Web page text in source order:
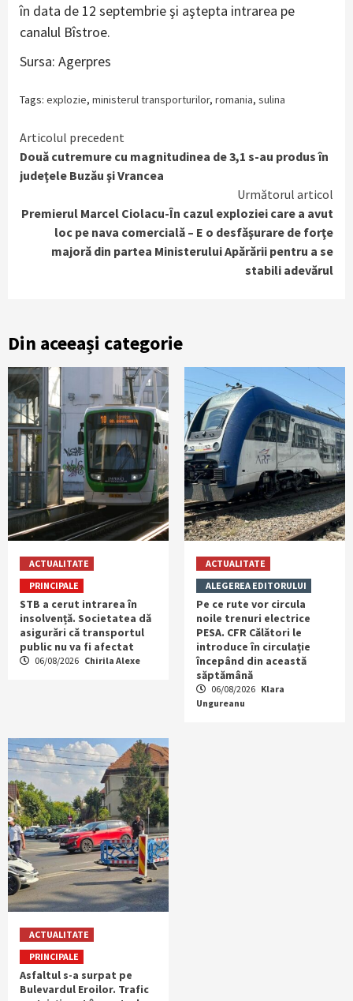
în data de 12 septembrie şi aştepta intrarea pe
canalul Bîstroe.
Sursa: Agerpres
Tags: explozie, ministerul transporturilor, romania, sulina
Continue
Reading
Articolul precedent
Două cutremure cu magnitudinea de 3,1 s-au produs în
judeţele Buzău şi Vrancea
Următorul articol
Premierul Marcel Ciolacu-În cazul exploziei care a avut
loc pe nava comercială – E o desfăşurare de forţe
majoră din partea Ministerului Apărării pentru a se
stabili adevărul
Din aceeași categorie
ACTUALITATE
PRINCIPALE
STB a cerut intrarea în
insolvență. Societatea dă
asigurări că transportul
public nu va fi afectat
06/08/2026 Chirila Alexe
ACTUALITATE
ALEGEREA EDITORULUI
Pe ce rute vor circula
noile trenuri electrice
PESA. CFR Călători le
introduce în circulație
începând din această
săptămână
06/08/2026 Klara
Ungureanu
ACTUALITATE
PRINCIPALE
Asfaltul s-a surpat pe
Bulevardul Eroilor. Trafic